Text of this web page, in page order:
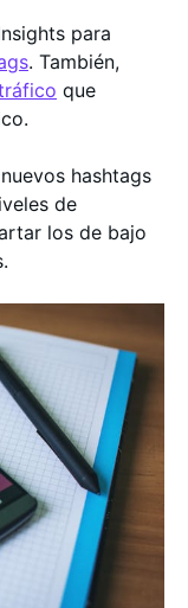
para
. También,
que
hashtags
de
los de bajo